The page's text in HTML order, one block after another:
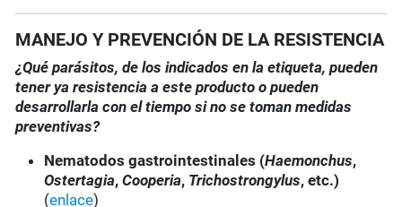
MANEJO Y PREVENCIÓN DE LA RESISTENCIA
¿Qué parásitos, de los indicados en la etiqueta, pueden
tener ya resistencia a este producto o pueden
desarrollarla con el tiempo si no se toman medidas
preventivas?
Nematodos gastrointestinales (Haemonchus,
Ostertagia,Cooperia, Trichostrongylus, etc.)
(enlace)